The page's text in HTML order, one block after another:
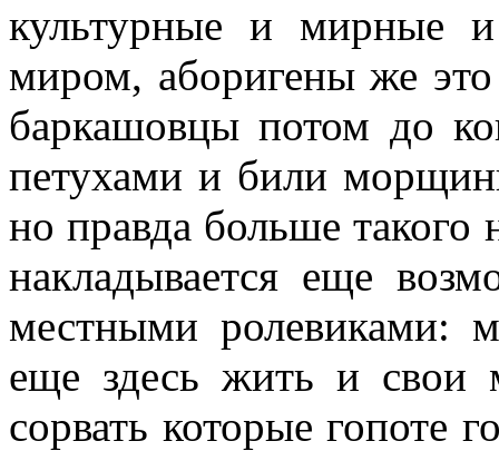
культурные и мирные и
миром, аборигены же
баркашовцы потом до
петухами и били
но правда больше такого
накладывается еще
местными ролевиками:
еще здесь жить и свои
сорвать которые гопоте